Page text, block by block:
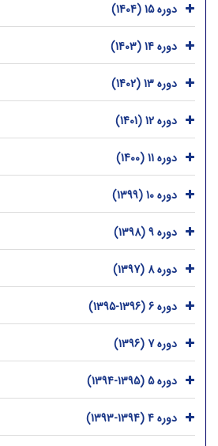
دوره 15 (1404)
دوره 14 (1403)
دوره 13 (1402)
دوره 12 (1401)
دوره 11 (1400)
دوره 10 (1399)
دوره 9 (1398)
دوره 8 (1397)
دوره 6 (1396-1395)
دوره 7 (1396)
دوره 5 (1395-1394)
دوره 4 (1394-1393)